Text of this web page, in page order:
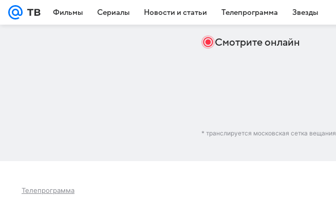
Фильмы Сериалы Новости и статьи Телепрограмма Звезды
Смотрите онлайн
* транслируется московская сетка вещания
Телепрограмма